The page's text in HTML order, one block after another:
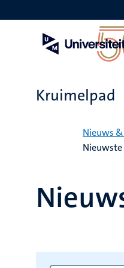
en
Kruimelpad
Nieuws